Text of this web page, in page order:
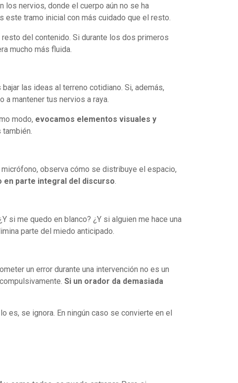
los nervios, donde el cuerpo aún no se ha
este tramo inicial con más cuidado que el resto.
del contenido. Si durante los dos primeros
mucho más fluida.
las ideas al terreno cotidiano. Si, además,
mantener tus nervios a raya.
modo, evocamos elementos visuales y
observa cómo se distribuye el espacio,
parte integral del discurso.
si me quedo en blanco? ¿Y si alguien me hace una
parte del miedo anticipado.
un error durante una intervención no es un
Si un orador da demasiada
es, se ignora. En ningún caso se convierte en el